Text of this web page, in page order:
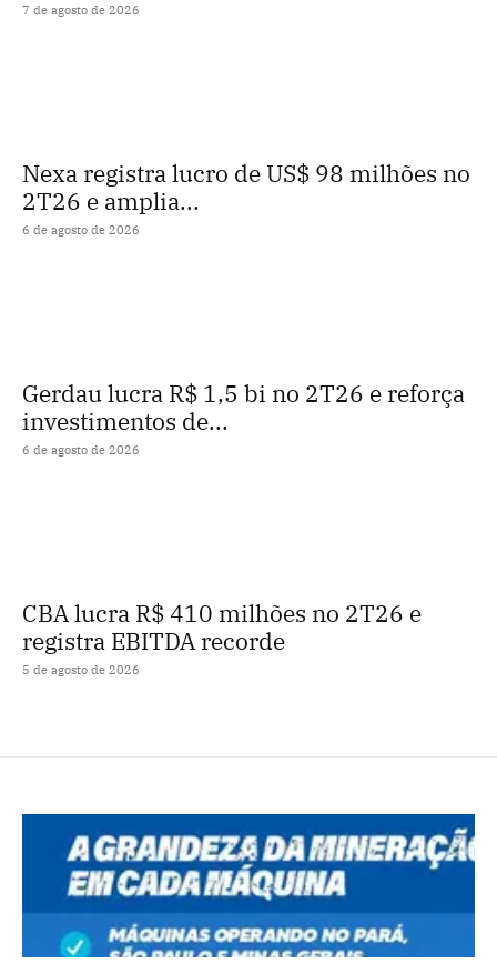
7 de agosto de 2026
Nexa registra lucro de US$ 98 milhões no
2T26 e amplia...
6 de agosto de 2026
Gerdau lucra R$ 1,5 bi no 2T26 e reforça
investimentos de...
6 de agosto de 2026
CBA lucra R$ 410 milhões no 2T26 e
registra EBITDA recorde
5 de agosto de 2026